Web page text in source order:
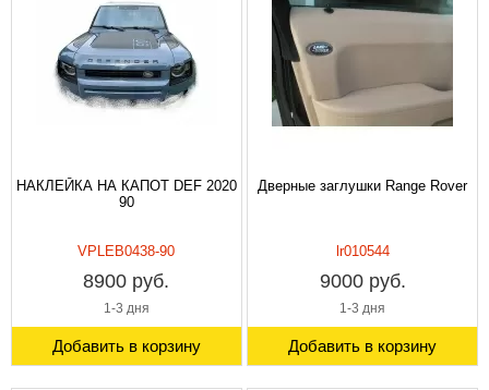
НАКЛЕЙКА НА КАПОТ DEF 2020
90
VPLEB0438-90
8900 руб.
1-3 дня
Добавить в корзину
Дверные заглушки Range Rover
lr010544
9000 руб.
1-3 дня
Добавить в корзину